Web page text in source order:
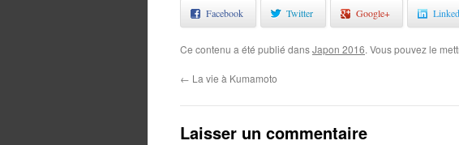
Facebook Twitter Google+
Ce contenu a été publié dansJapon 2016. Vous pouvez le
← La vie à Kumamoto
Laisser un commentaire